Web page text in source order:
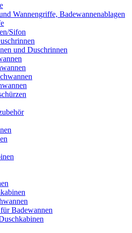
Wannengriffe, Badewannenablagen
Sifon
und Duschrinnen
Badewannen